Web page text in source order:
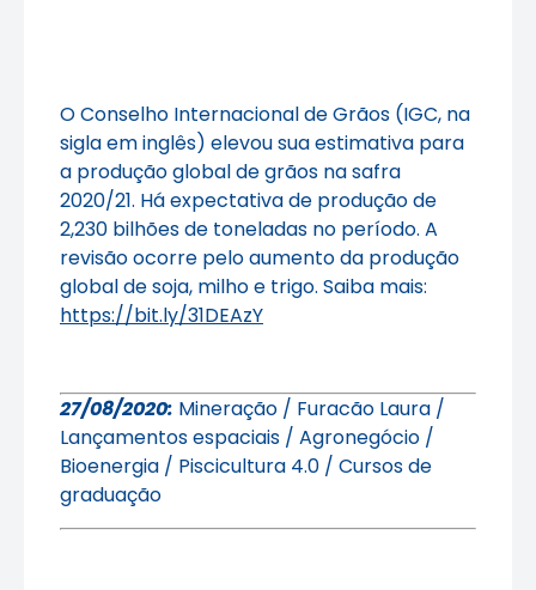
O Conselho Internacional de Grãos (IGC, na
sigla em inglês) elevou sua estimativa para
a produção global de grãos na safra
2020/21. Há expectativa de produção de
2,230 bilhões de toneladas no período. A
revisão ocorre pelo aumento da produção
global de soja, milho e trigo. Saiba mais:
https://bit.ly/31DEAzY
27/08/2020: Mineração / Furacão Laura /
Lançamentos espaciais / Agronegócio /
Bioenergia / Piscicultura 4.0 / Cursos de
graduação